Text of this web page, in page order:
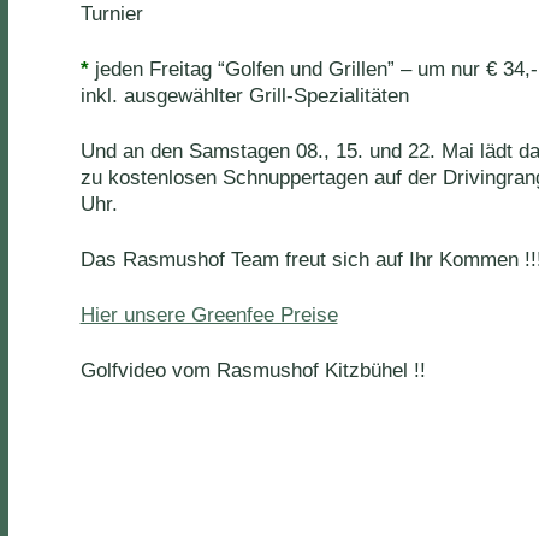
Turnier
*jeden Freitag “Golfen und Grillen” – um nur €
inkl. ausgewählter Grill-Spezialitäten
Und an den Samstagen 08., 15. und 22. Mai lädt
zu kostenlosen Schnuppertagen auf der
Uhr.
Das Rasmushof Team freut sich auf Ihr Kommen
Hier unsere Greenfee Preise
Golfvideo vom Rasmushof Kitzbühel !!